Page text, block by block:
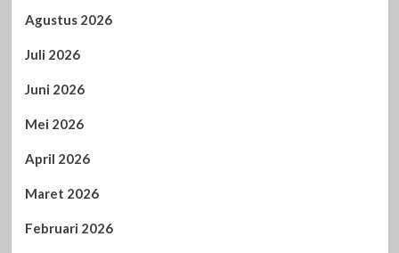
Agustus 2026
Juli 2026
Juni 2026
Mei 2026
April 2026
Maret 2026
Februari 2026